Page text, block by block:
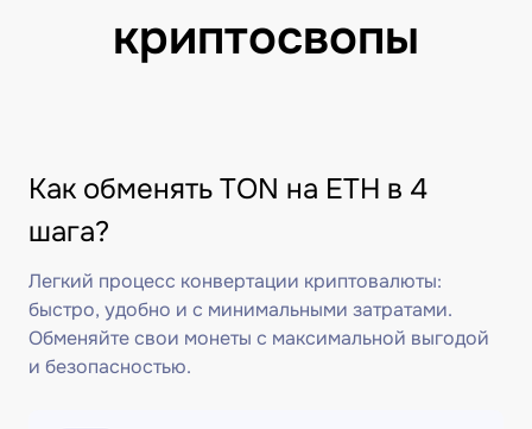
криптосвопы
Как обменять TON на ETH в 4
шага?
Легкий процесс конвертации криптовалюты:
быстро, удобно и с минимальными затратами.
Обменяйте свои монеты с максимальной выгодой
и безопасностью.